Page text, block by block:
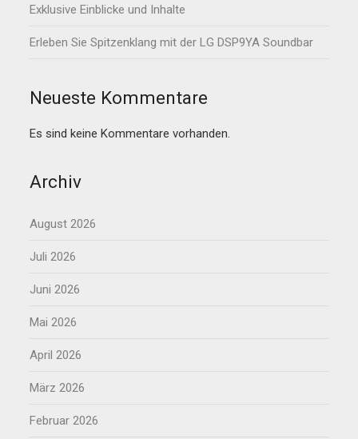
Exklusive Einblicke und Inhalte
Erleben Sie Spitzenklang mit der LG DSP9YA Soundbar
Neueste Kommentare
Es sind keine Kommentare vorhanden.
Archiv
August 2026
Juli 2026
Juni 2026
Mai 2026
April 2026
März 2026
Februar 2026